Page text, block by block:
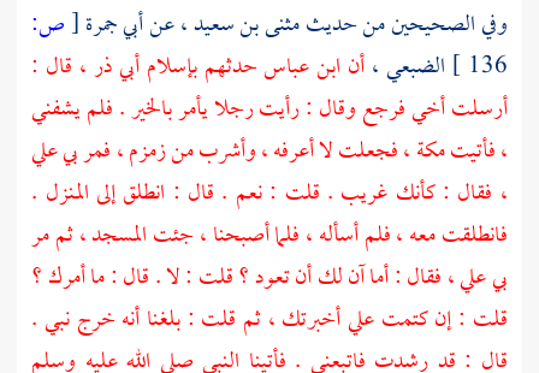
وفي الصحيحين من حديثمثنى بن سعيد ،عنأبي جمرة[ص:
136 ] الضبعي ،أن ابن عباسحدثهم بإسلامأبي ذر ، قال :
أرسلت أخي فرجع وقال : رأيت رجلا يأمر بالخير . فلم يشفني
، فأتيتمكة ،فجعلت لا أعرفه ، وأشرب من زمزم ، فمر بيعلي
، فقال : كأنك غريب . قلت : نعم . قال : انطلق إلى المنزل .
فانطلقت معه ، فلم أسأله ، فلما أصبحنا ، جئت المسجد ، ثم مر
بيعلي ،فقال : أما آن لك أن تعود ؟ قلت : لا . قال : ما أمرك ؟
قلت : إن كتمت علي أخبرتك ، ثم قلت : بلغنا أنه خرج نبي .
قال : قد رشدت فاتبعني . فأتينا النبي صلى الله عليه وسلم